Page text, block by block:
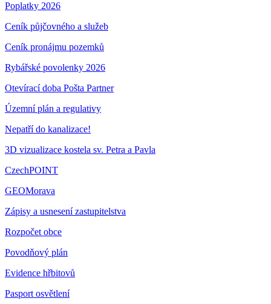
Poplatky 2026
Ceník půjčovného a služeb
Ceník pronájmu pozemků
Rybářské povolenky 2026
Otevírací doba Pošta Partner
Územní plán a regulativy
Nepatří do kanalizace!
3D vizualizace kostela sv. Petra a Pavla
CzechPOINT
GEOMorava
Zápisy a usnesení zastupitelstva
Rozpočet obce
Povodňový plán
Evidence hřbitovů
Pasport osvětlení